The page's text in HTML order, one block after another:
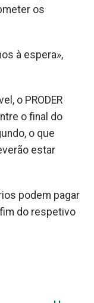
os
à espera»,
o PRODER
o final do
o que
estar
podem pagar
do respetivo